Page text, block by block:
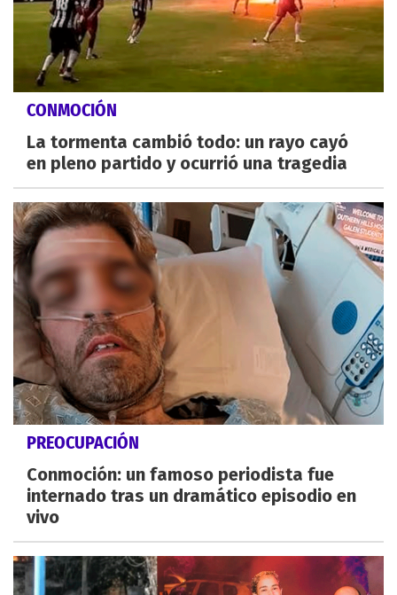
CONMOCIÓN
La tormenta cambió todo: un rayo cayó
en pleno partido y ocurrió una tragedia
PREOCUPACIÓN
Conmoción: un famoso periodista fue
internado tras un dramático episodio en
vivo